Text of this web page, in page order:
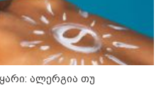
კატეგორიები
ალერგია თუ